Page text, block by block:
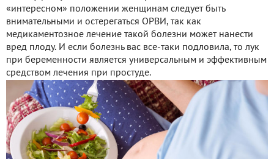
«интересном» положении женщинам следует быть
внимательными и остерегаться ОРВИ, так как
медикаментозное лечение такой болезни может нанести
вред плоду. И если болезнь вас все-таки подловила, то лук
при беременности является универсальным и эффективным
средством лечения при простуде.